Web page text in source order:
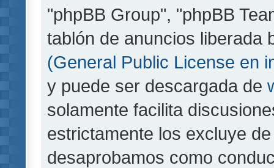
"phpBB Group", "phpBB
tablón de anuncios liberada
(General Public License en
y puede ser descargada de
solamente facilita
estrictamente los excluye
desaprobamos como